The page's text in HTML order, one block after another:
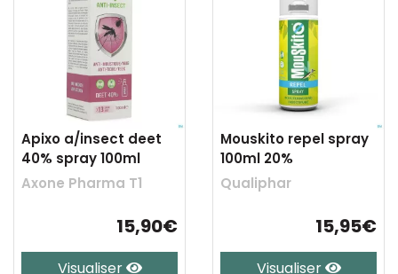
Apixo a/insect deet
40% spray 100ml
Axone Pharma T1
15,90€
Visualiser
Mouskito repel spray
100ml 20%
Qualiphar
15,95€
Visualiser